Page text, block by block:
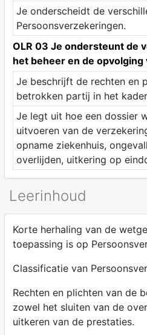
Je onderscheidt de
Persoonsverzekeringen.
OLR 03 Je ondersteunt de
het beheer en de
Je beschrijft de rechten en
betrokken partij in het
Je legt uit hoe een dossier
uitvoeren van de
opname ziekenhuis,
overlijden, uitkering op
Leerinhoud
Korte herhaling van de
toepassing is op
Classificatie van
Rechten en plichten van de
zowel het sluiten van de
uitkeren van de prestaties.